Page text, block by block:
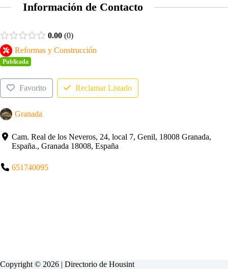
Información de Contacto
0.00 0
Reformas y Construcción
Publicada
Favorito Reclamar Listado
Granada
Cam. Real de los Neveros, 24, local 7, Genil, 18008 Granada,
España., Granada 18008, España
651740095
Copyright © 2026 | Directorio de Housint